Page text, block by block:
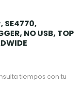
SE4770,
NO USB, TOP
tiempos con tu